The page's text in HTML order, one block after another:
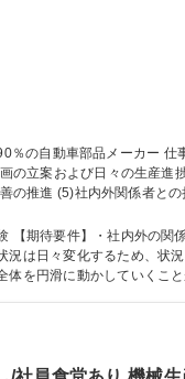
(5)社内外関係者との折衝
期待要件】・社内外の
ていくことが、この仕事のやり